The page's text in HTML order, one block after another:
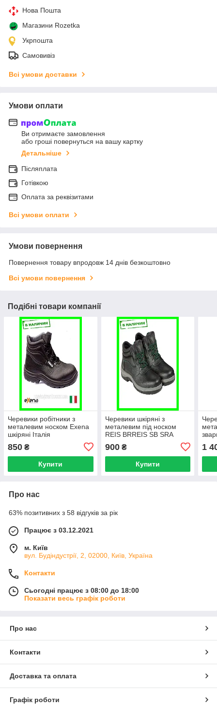
Нова Пошта
Магазини Rozetka
Укрпошта
Самовивіз
Всі умови доставки
Умови оплати
Ви отримаєте замовлення
або гроші повернуться на вашу картку
Детальніше
Післяплата
Готівкою
Оплата за реквізитами
Всі умови оплати
Умови повернення
Повернення товару впродовж 14 днів безкоштовно
Всі умови повернення
Подібні товари компанії
Черевики робітники з
металевим носком Exena
шкіряні Італія
850 ₴
Купити
Черевики шкіряні з
металевим під носком
REIS BRREIS SB SRA
900₴
Купити
1
Про нас
63% позитивних з 58 відгуків за рік
Працює з 03.12.2021
м. Київ
вул. Будіндустрії, 2, 02000, Київ, Україна
Контакти
Сьогодні працює з 08:00 до 18:00
Показати весь графік роботи
Про нас
Контакти
Доставка та оплата
Графік роботи